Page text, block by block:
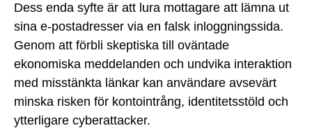
Dess enda syfte är att lura mottagare att lämna ut
sina e-postadresser via en falsk inloggningssida.
Genom att förbli skeptiska till oväntade
ekonomiska meddelanden och undvika interaktion
med misstänkta länkar kan användare avsevärt
minska risken för kontointrång, identitetsstöld och
ytterligare cyberattacker.